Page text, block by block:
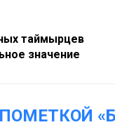
таймырцев
значение